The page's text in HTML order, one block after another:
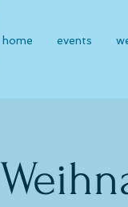
home events